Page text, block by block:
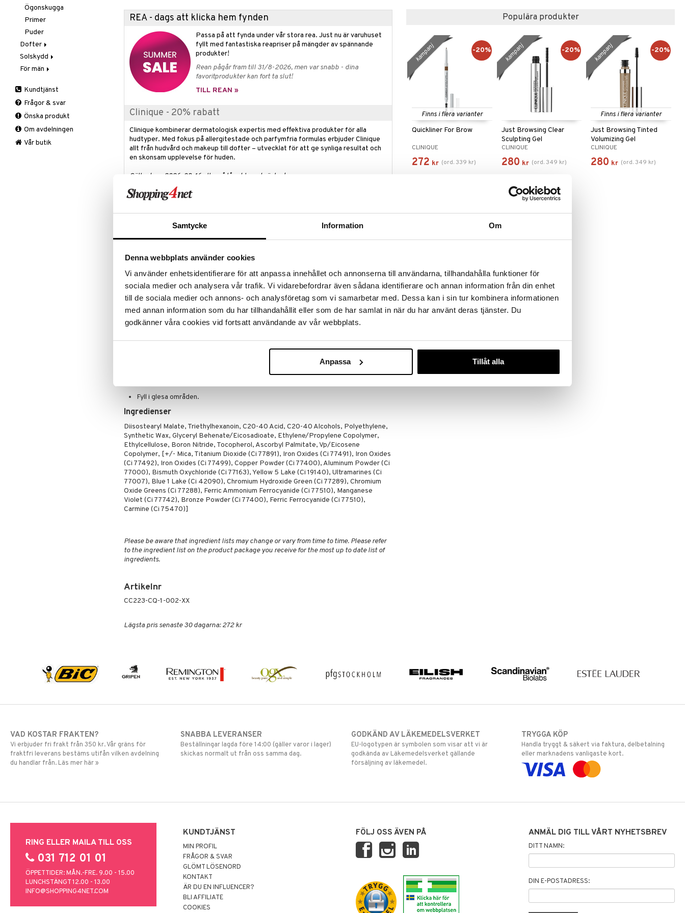
Samtycke Information Om
Denna webbplats använder cookies
Vi använder enhetsidentifierare för att anpassa innehållet och annonserna till användarna, tillhandahålla funktioner för
sociala medier och analysera vår trafik. Vi vidarebefordrar även sådana identifierare och annan information från din enhet
till de sociala medier och annons- och analysföretag som vi samarbetar med. Dessa kan i sin tur kombinera informationen
med annan information som du har tillhandahållit eller som de har samlat in när du har använt deras tjänster. Du
godkänner våra cookies vid fortsatt användande av vår webbplats.
Anpassa Tillåt alla
REA - dags att klicka hem fynden
Passa på att fynda under vår stora rea. Just nu är varuhuset
fyllt med fantastiska reapriser på mängder av spännande
produkter!
Rean pågår fram till 31/8-2026, men var snabb - dina
favoritprodukter kan fort ta slut!
TILL REAN »
Clinique - 20% rabatt
Clinique kombinerar dermatologisk expertis med effektiva produkter för alla
hudtyper. Med fokus på allergitestade och parfymfria formulas erbjuder Clinique
allt från hudvård och makeup till dofter – utvecklat för att ge synliga resultat och
en skonsam upplevelse för huden.
Gäller tom. 2026-08-16 eller så långt lagret räcker!
Produktinfo
Quickliner For Brow från Clinique är en ögonbrynspenna med supertunn spets.
En smidig penna som skapar perfekt definierade, naturliga bryn med en färg som
håller hela dagen. Den superfina spetsen fyller i även de allra minsta mellanrummen
Passar alla hudtyper.
Håller i 24 timmar utan att flyta ut.
Testad av ögonläkare
Oparfymerad
Allergitestad
Applicera i hårets växtriktning med fjäderlätta drag för att skapa naturlig
Fyll i glesa områden.
Ingredienser
Diisostearyl Malate, Triethylhexanoin, C20-40 Acid, C20-40 Alcohols, Polyethylene,
Synthetic Wax, Glyceryl Behenate/Eicosadioate, Ethylene/Propylene Copolymer,
Ethylcellulose, Boron Nitride, Tocopherol, Ascorbyl Palmitate, Vp/Eicosene
Copolymer, [+/- Mica, Titanium Dioxide (Ci 77891), Iron Oxides (Ci 77491), Iron Oxides
(Ci 77492), Iron Oxides (Ci 77499), Copper Powder (Ci 77400), Aluminum Powder (Ci
77000), Bismuth Oxychloride (Ci 77163), Yellow 5 Lake (Ci 19140), Ultramarines (Ci
77007), Blue 1 Lake (Ci 42090), Chromium Hydroxide Green (Ci 77289), Chromium
Oxide Greens (Ci 77288), Ferric Ammonium Ferrocyanide (Ci 77510), Manganese
Violet (Ci 77742), Bronze Powder (Ci 77400), Ferric Ferrocyanide (Ci 77510),
Carmine (Ci 75470)]
Please be aware that ingredient lists may change or vary from time to time. Please refer
to the ingredient list on the product package you receive for the most up to date list of
ingredients.
Artikelnr
CC223-CQ-1-002-XX
Lägsta pris senaste 30 dagarna: 272 kr
Populära produkter
Finns i flera varianter
Quickliner For Brow
CLINIQUE
272 kr (ord. 339 kr)
kampanj -20%
Just Browsing Clear
Sculpting Gel
CLINIQUE
280 kr (ord. 349 kr)
kampanj -20%
Finns i flera varianter
Just Browsing Tinted
Volumizing Gel
CLINIQUE
280 kr (ord. 349 kr)
kampanj -20%
Ögonskugga
Primer
Puder
Dofter
Aromatics Elixir
Calyx
Clinique Happy For Men
Solskydd
Solskydd
För män
Exfoliering
Fukt och skydd
Hudvård
Rakning och rengöring
Kundtjänst
Frågor & svar
Önska produkt
Om avdelningen
Vår butik
VAD KOSTAR FRAKTEN?
Vi erbjuder fri frakt från 350 kr. Vår gräns för
fraktfri leverans bestäms utifån vilken avdelning
du handlar från. Läs mer här »
SNABBA LEVERANSER
Beställningar lagda före 14:00 (gäller varor i lager)
skickas normalt ut från oss samma dag.
GODKÄND AV LÄKEMEDELSVERKET
EU-logotypen är symbolen som visar att vi är
godkända av Läkemedelsverket gällande
försäljning av läkemedel.
TRYGGA KÖP
Handla tryggt & säkert via faktura, delbetalning
eller marknadens vanligaste kort.
RING ELLER MAILA TILL OSS
031 712 01 01
ÖPPETTIDER: MÅN.-FRE. 9.00 - 15.00
LUNCHSTÄNGT 12.00 - 13.00
INFO@SHOPPING4NET.COM
KUNDTJÄNST
MIN PROFIL
FRÅGOR & SVAR
GLÖMT LÖSENORD
KONTAKT
ÄR DU EN INFLUENCER?
BLI AFFILIATE
COOKIES
FÖLJ OSS ÄVEN PÅ ANMÄL DIG TILL VÅRT NYHETSBREV
DITT NAMN:
DIN E-POSTADRESS: